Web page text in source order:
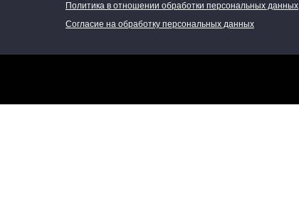
Политика в отношении обработки персональных данных
Согласие на обработку персональных данных